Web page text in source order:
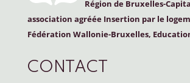
Région de Bruxelles-
association agréée Insertion par le
Fédération Wallonie-Bruxelles,
CONTACT